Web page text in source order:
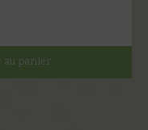
au panier